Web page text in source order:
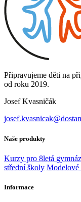
Připravujeme děti na
od roku 2019.
Josef Kvasničák
Naše produkty
Kurzy pro 8letá
střední školy Modelové
Informace